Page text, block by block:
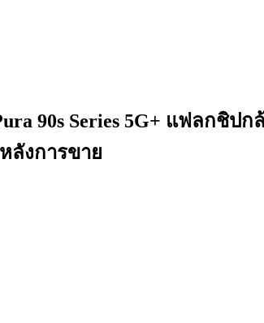
90s Series 5G+ แฟลกชิ
ลังการขาย